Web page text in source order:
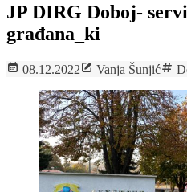
JP DIRG Doboj-
građana_ki
08.12.2022 Vanja Šunjić